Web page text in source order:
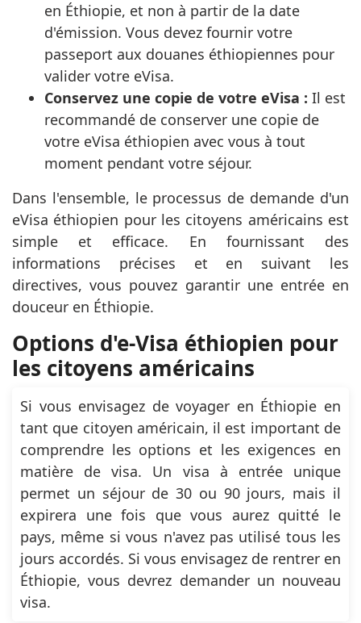
en Éthiopie, et non à partir de la date
d'émission. Vous devez fournir votre
passeport aux douanes éthiopiennes pour
valider votre eVisa.
Conservez une copie de votre eVisa : Il est
recommandé de conserver une copie de
votre eVisa éthiopien avec vous à tout
moment pendant votre séjour.
Dans l'ensemble, le processus de demande d'un
eVisa éthiopien pour les citoyens américains est
simple et efficace. En fournissant des
informations précises et en suivant les
directives, vous pouvez garantir une entrée en
douceur en Éthiopie.
Options d'e-Visa éthiopien pour
les citoyens américains
Si vous envisagez de voyager en Éthiopie en
tant que citoyen américain, il est important de
comprendre les options et les exigences en
matière de visa. Un visa à entrée unique
permet un séjour de 30 ou 90 jours, mais il
expirera une fois que vous aurez quitté le
pays, même si vous n'avez pas utilisé tous les
jours accordés. Si vous envisagez de rentrer en
Éthiopie, vous devrez demander un nouveau
visa.